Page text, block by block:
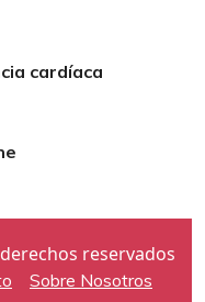
cardíaca
reservados
Sobre Nosotros